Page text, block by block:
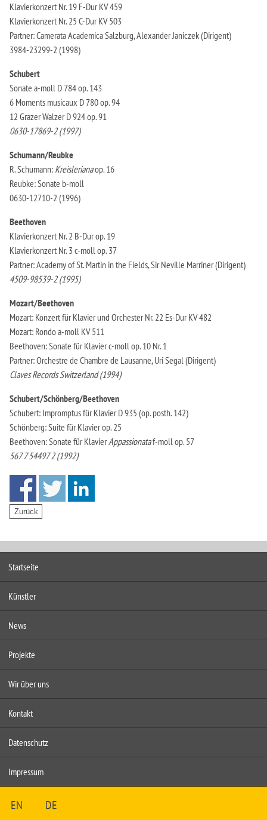
Klavierkonzert Nr. 19 F-Dur KV 459
Klavierkonzert Nr. 25 C-Dur KV 503
Partner: Camerata Academica Salzburg, Alexander Janiczek (Dirigent)
3984-23299-2 (1998)
Schubert
Sonate a-moll D 784 op. 143
6 Moments musicaux D 780 op. 94
12 Grazer Walzer D 924 op. 91
0630-17869-2 (1997)
Schumann/Reubke
R. Schumann: Kreislerianaop. 16
Reubke: Sonate b-moll
0630-12710-2 (1996)
Beethoven
Klavierkonzert Nr. 2 B-Dur op. 19
Klavierkonzert Nr. 3 c-moll op. 37
Partner: Academy of St. Martin in the Fields, Sir Neville Marriner (Dirigent)
4509-98539-2 (1995)
Mozart/Beethoven
Mozart: Konzert für Klavier und Orchester Nr. 22 Es-Dur KV 482
Mozart: Rondo a-moll KV 511
Beethoven: Sonate für Klavier c-moll op. 10 Nr. 1
Partner: Orchestre de Chambre de Lausanne, Uri Segal (Dirigent)
Claves Records Switzerland (1994)
Schubert/Schönberg/Beethoven
Schubert: Impromptus für Klavier D 935 (op. posth. 142)
Schönberg: Suite für Klavier op. 25
Beethoven: Sonate für KlavierAppassionataf-moll op. 57
567 7 54497 2 (1992)
Startseite
Künstler
News
Projekte
Wir über uns
Kontakt
Datenschutz
Impressum
EN DE